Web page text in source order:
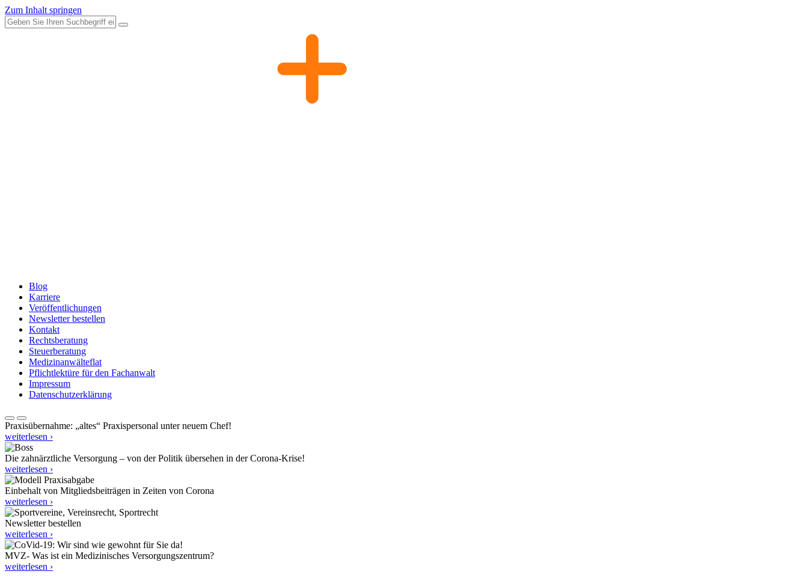
Zum Inhalt springen
Blog
Karriere
Veröffentlichungen
Newsletter bestellen
Kontakt
Rechtsberatung
Steuerberatung
Medizinanwälteflat
Pflichtlektüre für den Fachanwalt
Impressum
Datenschutzerklärung
Praxisübernahme: „altes“ Praxispersonal unter neuem Chef!
weiterlesen ›
Die zahnärztliche Versorgung – von der Politik übersehen in der Corona-Krise!
weiterlesen ›
Einbehalt von Mitgliedsbeiträgen in Zeiten von Corona
weiterlesen ›
Newsletter bestellen
weiterlesen ›
MVZ- Was ist ein Medizinisches Versorgungszentrum?
weiterlesen ›